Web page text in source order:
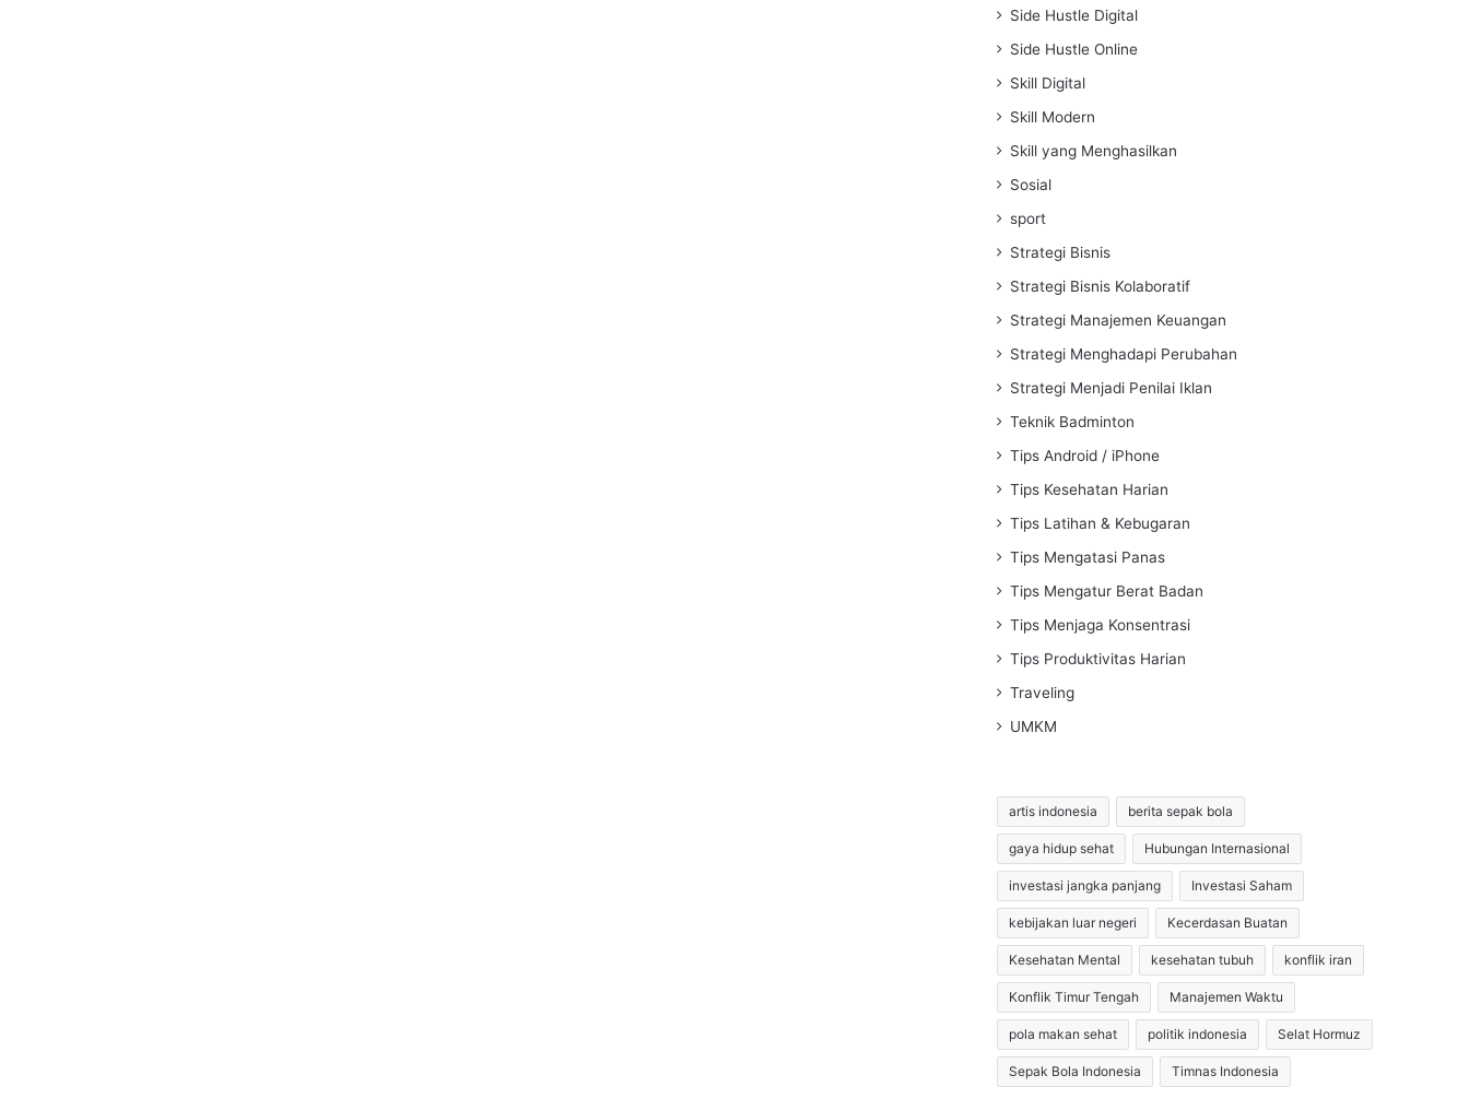
Side Hustle Digital
Side Hustle Online
Skill Digital
Skill Modern
Skill yang Menghasilkan
Sosial
sport
Strategi Bisnis
Strategi Bisnis Kolaboratif
Strategi Manajemen Keuangan
Strategi Menghadapi Perubahan
Strategi Menjadi Penilai Iklan
Teknik Badminton
Tips Android / iPhone
Tips Kesehatan Harian
Tips Latihan & Kebugaran
Tips Mengatasi Panas
Tips Mengatur Berat Badan
Tips Menjaga Konsentrasi
Tips Produktivitas Harian
Traveling
UMKM
artis indonesia berita sepak bola
gaya hidup sehat Hubungan Internasional
investasi jangka panjang Investasi Saham
kebijakan luar negeri Kecerdasan Buatan
Kesehatan Mental kesehatan tubuh konflik iran
Konflik Timur Tengah Manajemen Waktu
pola makan sehat politik indonesia Selat Hormuz
Sepak Bola Indonesia Timnas Indonesia